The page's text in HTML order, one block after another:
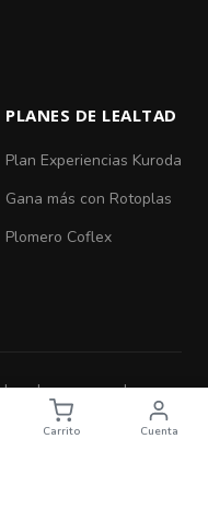
PLANES DE LEALTAD
Plan Experiencias Kuroda
Gana más con Rotoplas
Plomero Coflex
reservados.
y Condiciones
Carrito Cuenta